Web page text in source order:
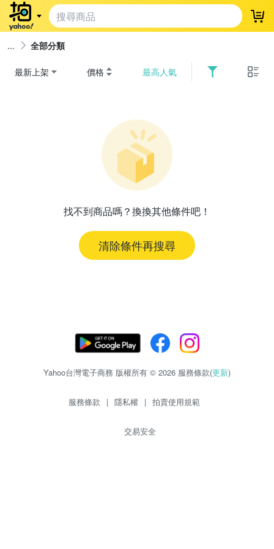
登
全部分類
最新上架 價格 最高人氣
找不到商品嗎？換換其他條件吧！
清除條件再搜尋
Yahoo台灣電子商務 版權所有 © 2026 服務條款(更新)
服務條款 | 隱私權 | 拍賣使用規範
交易安全